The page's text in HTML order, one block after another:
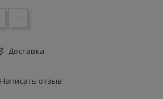
-
Доставка
Написать отзыв